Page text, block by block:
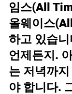
임스(All
올웨이스
하고 있습
언제든지.
는 저녁까
야 합니다.